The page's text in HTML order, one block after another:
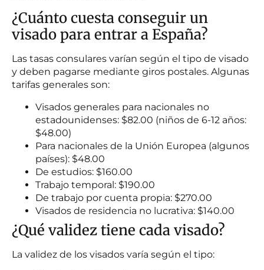
¿Cuánto cuesta conseguir un
visado para entrar a España?
Las tasas consulares varían según el tipo de visado
y deben pagarse mediante giros postales. Algunas
tarifas generales son:
Visados generales para nacionales no
estadounidenses: $82.00 (niños de 6-12 años:
$48.00)
Para nacionales de la Unión Europea (algunos
países): $48.00
De estudios: $160.00
Trabajo temporal: $190.00
De trabajo por cuenta propia: $270.00
Visados de residencia no lucrativa: $140.00
¿Qué validez tiene cada visado?
La validez de los visados varía según el tipo: